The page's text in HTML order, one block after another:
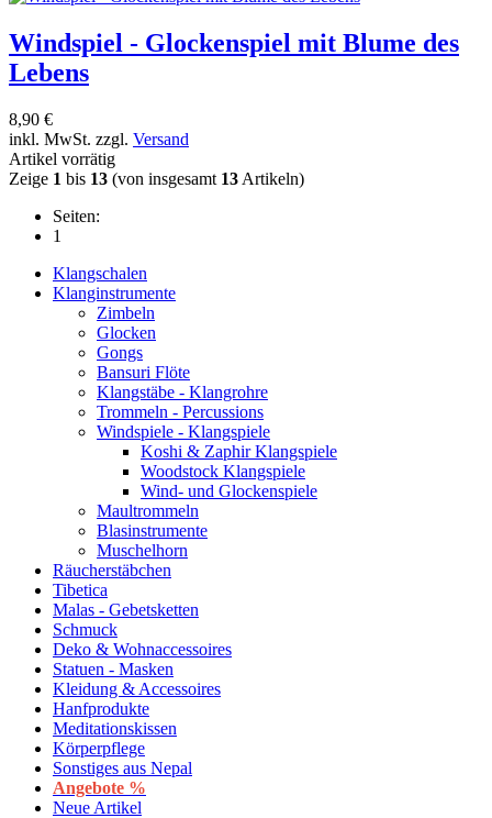
Windspiel - Glockenspiel mit Blume des
Lebens
8,90 €
inkl. MwSt. zzgl. Versand
Artikel vorrätig
Zeige 1 bis 13 (von insgesamt 13 Artikeln)
Seiten:
1
Klangschalen
Klanginstrumente
Zimbeln
Glocken
Gongs
Bansuri Flöte
Klangstäbe - Klangrohre
Trommeln - Percussions
Windspiele - Klangspiele
Koshi & Zaphir Klangspiele
Woodstock Klangspiele
Wind- und Glockenspiele
Maultrommeln
Blasinstrumente
Muschelhorn
Räucherstäbchen
Tibetica
Malas - Gebetsketten
Schmuck
Deko & Wohnaccessoires
Statuen - Masken
Kleidung & Accessoires
Hanfprodukte
Meditationskissen
Körperpflege
Sonstiges aus Nepal
Angebote %
Neue Artikel